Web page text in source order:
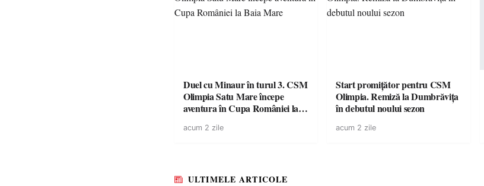
Duel cu Minaur în turul 3. CSM
Olimpia Satu Mare începe
aventura în Cupa României la
acum 2 zile
Start promițător pentru CSM
Olimpia. Remiză la Dumbrăvița
în debutul noului sezon
acum 2 zile
ULTIMELE ARTICOLE